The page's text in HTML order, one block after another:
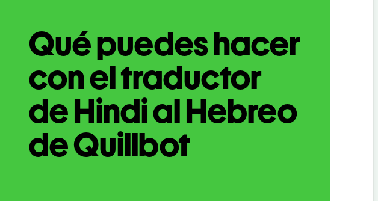
Qué puedes hacer
con el traductor
de Hindi al Hebreo
de Quillbot